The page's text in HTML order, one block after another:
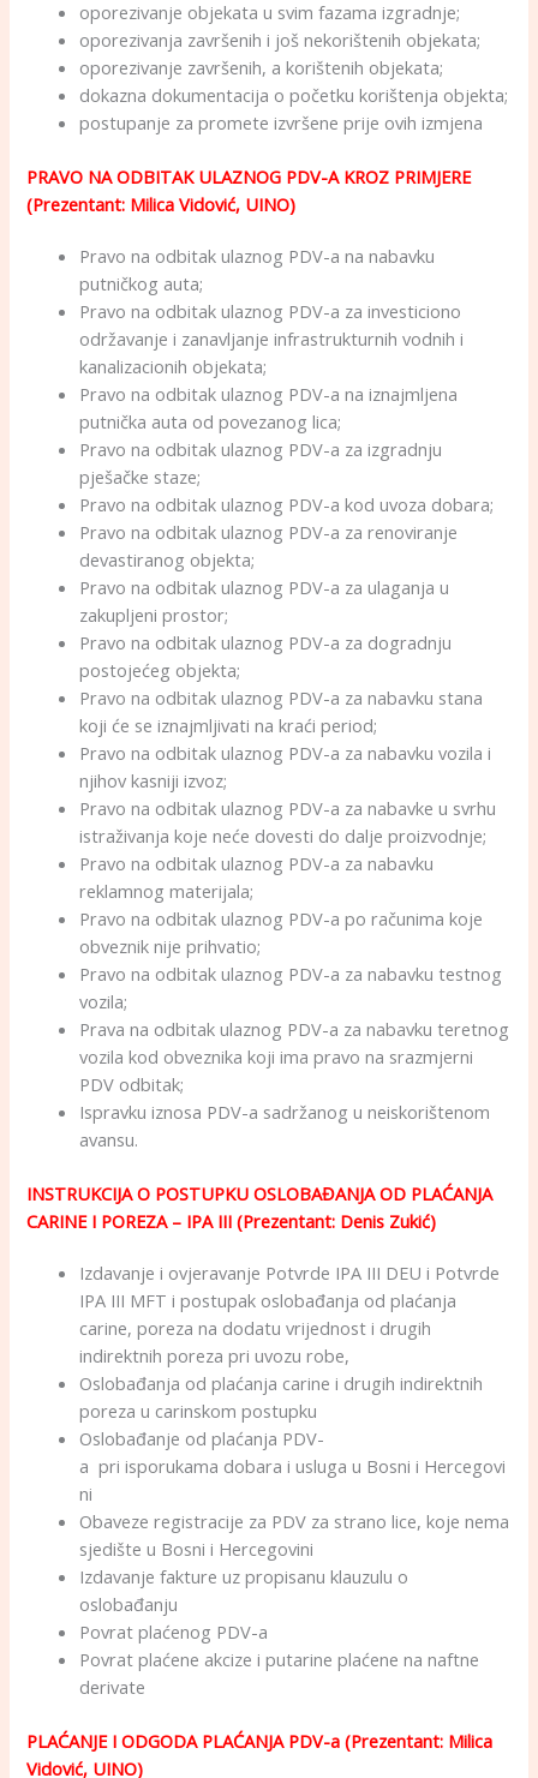
oporezivanje objekata u svim fazama izgradnje;
oporezivanja završenih i još nekorištenih objekata;
oporezivanje završenih, a korištenih objekata;
dokazna dokumentacija o početku korištenja objekta;
postupanje za promete izvršene prije ovih izmjena
PRAVO NA ODBITAK ULAZNOG PDV-A KROZ PRIMJERE
(Prezentant: Milica Vidović, UINO)
Pravo na odbitak ulaznog PDV-a na nabavku
putničkog auta;
Pravo na odbitak ulaznog PDV-a za investiciono
održavanje i zanavljanje infrastrukturnih vodnih i
kanalizacionih objekata;
Pravo na odbitak ulaznog PDV-a na iznajmljena
putnička auta od povezanog lica;
Pravo na odbitak ulaznog PDV-a za izgradnju
pješačke staze;
Pravo na odbitak ulaznog PDV-a kod uvoza dobara;
Pravo na odbitak ulaznog PDV-a za renoviranje
devastiranog objekta;
Pravo na odbitak ulaznog PDV-a za ulaganja u
zakupljeni prostor;
Pravo na odbitak ulaznog PDV-a za dogradnju
postojećeg objekta;
Pravo na odbitak ulaznog PDV-a za nabavku stana
koji će se iznajmljivati na kraći period;
Pravo na odbitak ulaznog PDV-a za nabavku vozila i
njihov kasniji izvoz;
Pravo na odbitak ulaznog PDV-a za nabavke u svrhu
istraživanja koje neće dovesti do dalje proizvodnje;
Pravo na odbitak ulaznog PDV-a za nabavku
reklamnog materijala;
Pravo na odbitak ulaznog PDV-a po računima koje
obveznik nije prihvatio;
Pravo na odbitak ulaznog PDV-a za nabavku testnog
vozila;
Prava na odbitak ulaznog PDV-a za nabavku teretnog
vozila kod obveznika koji ima pravo na srazmjerni
PDV odbitak;
Ispravku iznosa PDV-a sadržanog u neiskorištenom
avansu.
INSTRUKCIJA O POSTUPKU OSLOBAĐANJA OD PLAĆANJA
CARINE I POREZA – IPA III (Prezentant: Denis Zukić)
Izdavanje i ovjeravanje Potvrde IPA III DEU i Potvrde
IPA III MFT i postupak oslobađanja od plaćanja
carine, poreza na dodatu vrijednost i drugih
indirektnih poreza pri uvozu robe,
Oslobađanja od plaćanja carine i drugih indirektnih
poreza u carinskom postupku
Oslobađanje od plaćanja PDV-
a pri isporukama dobara i usluga u Bosni i Hercegovi
ni
Obaveze registracije za PDV za strano lice, koje nema
sjedište u Bosni i Hercegovini
Izdavanje fakture uz propisanu klauzulu o
oslobađanju
Povrat plaćenog PDV-a
Povrat plaćene akcize i putarine plaćene na naftne
derivate
PLAĆANJE I ODGODA PLAĆANJA PDV-a (Prezentant: Milica
Vidović, UINO)